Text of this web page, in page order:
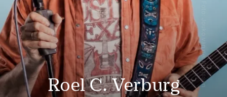
Roel C. Verburg Foto: Jouko van der Kruijssen